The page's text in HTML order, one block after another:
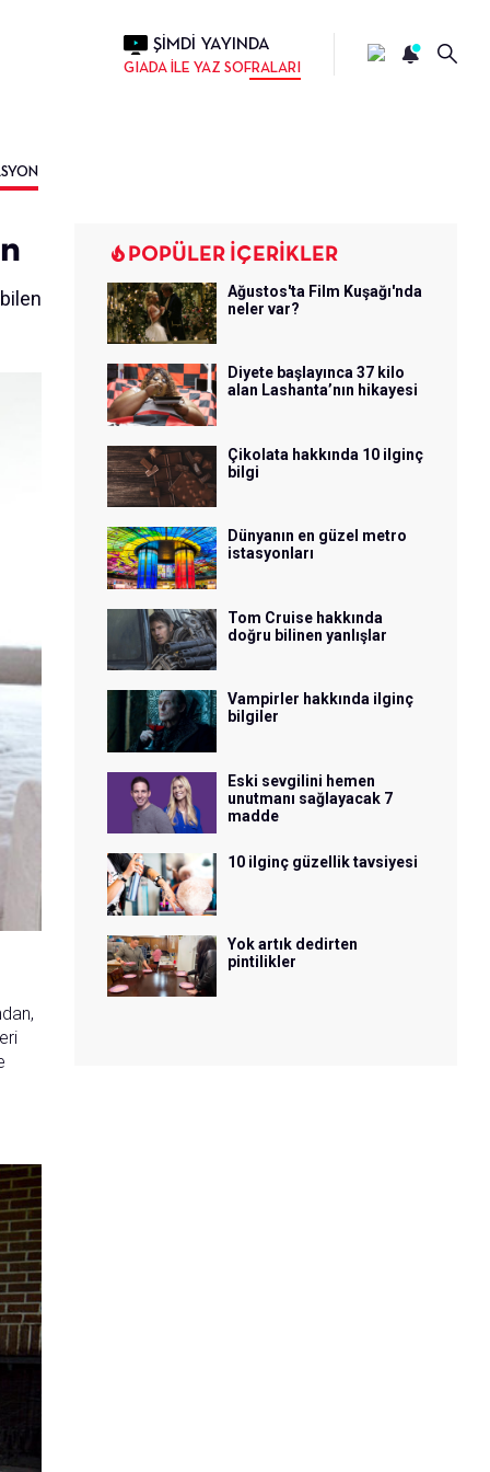
ŞİMDİ YAYINDA
GIADA İLE YAZ SOFRALARI
POPÜLER İÇERİKLER
Ağustos'ta Film Kuşağı'nda
neler var?
Diyete başlayınca 37 kilo
alan Lashanta’nın hikayesi
Çikolata hakkında 10 ilginç
bilgi
Dünyanın en güzel metro
istasyonları
Tom Cruise hakkında
doğru bilinen yanlışlar
Vampirler hakkında ilginç
bilgiler
Eski sevgilini hemen
unutmanı sağlayacak 7
madde
10 ilginç güzellik tavsiyesi
Yok artık dedirten
pintilikler